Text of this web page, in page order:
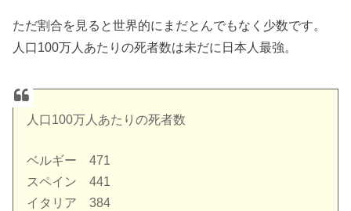
ただ割合を見ると世界的にまだとんでもなく少数です。
人口100万人あたりの死者数は未だに日本人最強。
人口100万人あたりの死者数
ベルギー 471
スペイン 441
イタリア 384